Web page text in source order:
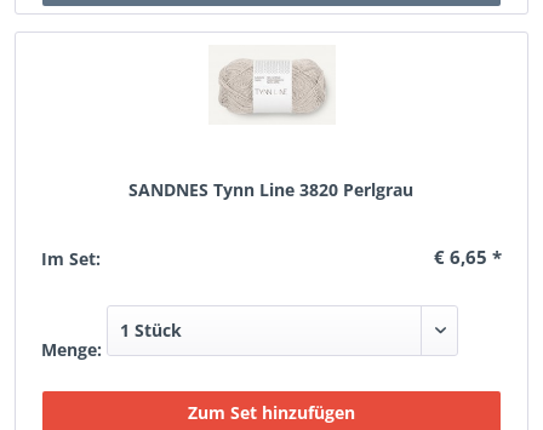
SANDNES Tynn Line 3820 Perlgrau
Im Set: € 6,65 *
Menge: